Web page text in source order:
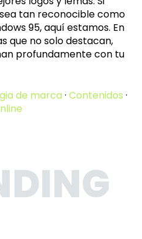
tan reconocible como
95, aquí estamos. En
que no solo destacan,
profundamente con tu
de marca ·Contenidos ·